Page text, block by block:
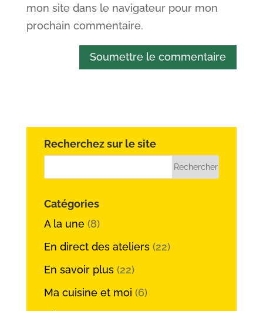
mon site dans le navigateur pour mon
prochain commentaire.
Soumettre le commentaire
Recherchez sur le site
Catégories
A la une(8)
En direct des ateliers(22)
En savoir plus(22)
Ma cuisine et moi (6)